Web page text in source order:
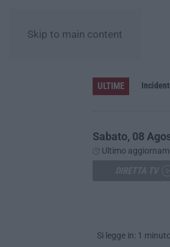
Skip to main content
ULTIME
La denuncia di Si-Avs Calabria: «Bloccate in mezzo al mare oltre 500 persone dirette al corteo No Ponte»
Sabato, 08
Ultimo
Si legge in: 1 minuto